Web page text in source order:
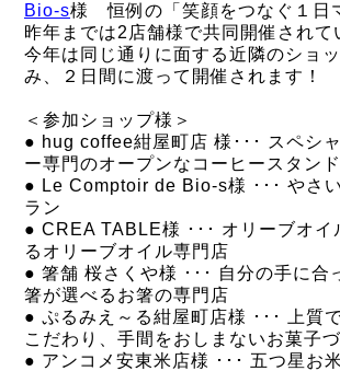
Bio-s様 恒例の「笑顔をつなぐ１日
昨年までは2店舗様で共同開催されて
今年は同じ通りに面する近隣のショ
み、２日間に渡って開催されます！
＜参加ショップ様＞
● hug coffee紺屋町店 様･･･ スペシ
ー専門のオープンなコーヒースタンド
● Le Comptoir de Bio-s様 ･･･ やさ
ラン
● CREA TABLE様 ･･･ オリーブオイ
るオリーブオイル専門店
● 箸舗 桜さくや様 ･･･ 自分の手に合
箸が選べるお箸の専門店
● ぷるみえ～る紺屋町店様 ･･･ 上質
こだわり、手間をおしまないお菓子づ
● アンコメ安東米店様 ･･･ 五つ星お